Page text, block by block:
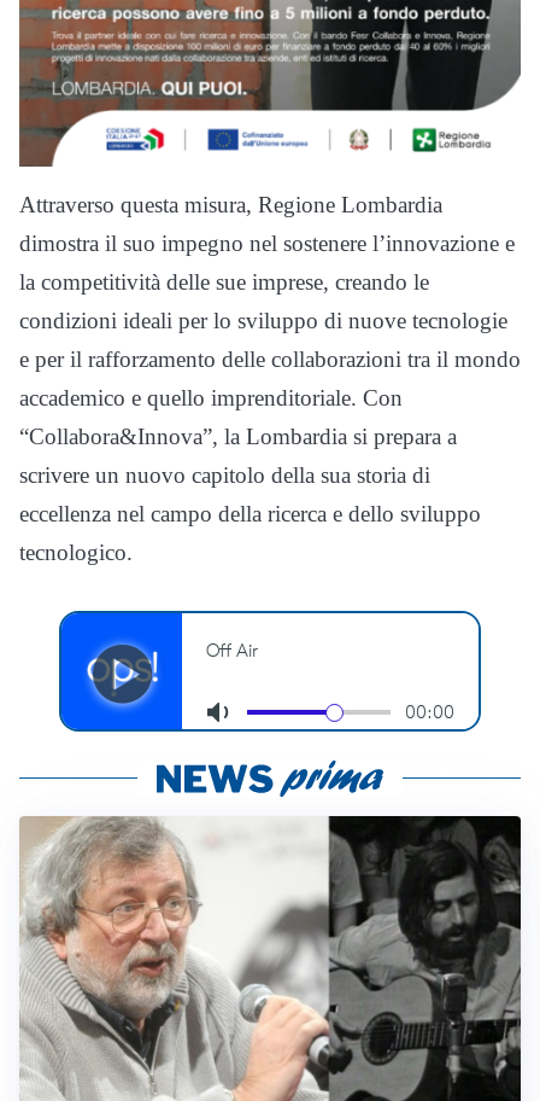
Attraverso questa misura, Regione Lombardia
dimostra il suo impegno nel sostenere l’innovazione e
la competitività delle sue imprese, creando le
condizioni ideali per lo sviluppo di nuove tecnologie
e per il rafforzamento delle collaborazioni tra il mondo
accademico e quello imprenditoriale. Con
“Collabora&Innova”, la Lombardia si prepara a
scrivere un nuovo capitolo della sua storia di
eccellenza nel campo della ricerca e dello sviluppo
tecnologico.